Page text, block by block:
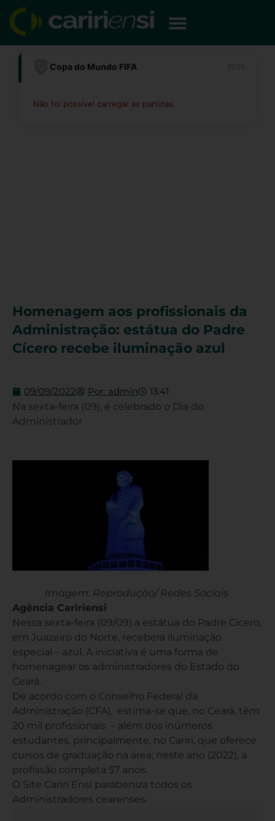
para
conteúdo
Copa do Mundo FIFA
Não foi possível carregar as partidas.
Homenagem aos profissionais da
Administração: estátua do Padre
Cícero recebe iluminação azul
09/09/2022 Por: admin 13:41
Na sexta-feira (09), é celebrado o Dia do
Administrador
Imagem: Reprodução/ Redes Sociais
Agência Caririensi
Nessa sexta-feira (09/09) a estátua do Padre Cícero,
em Juazeiro do Norte, receberá iluminação
especial – azul. A iniciativa é uma forma de
homenagear os administradores do Estado do
Ceará.
De acordo com o Conselho Federal da
Administração (CFA), estima-se que, no Ceará, têm
20 mil profissionais – além dos inúmeros
estudantes, principalmente, no Cariri, que oferece
cursos de graduação na área; neste ano (2022), a
profissão completa 57 anos.
O Site Cariri Ensi parabeniza todos os
Administradores cearenses.